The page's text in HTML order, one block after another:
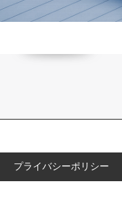
プライバシーポリシー